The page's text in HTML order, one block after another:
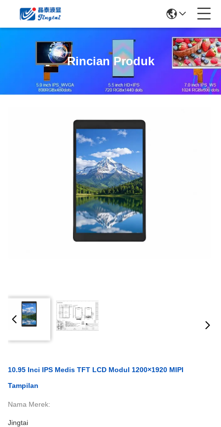
Rincian Produk
10.95 Inci IPS Medis TFT LCD Modul 1200×1920 MIPI
Tampilan
Nama Merek:
Jingtai